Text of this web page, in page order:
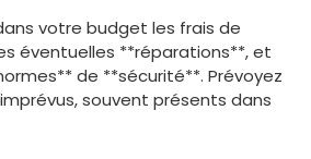
votre budget les frais de
éventuelles **réparations**, et
de **sécurité**. Prévoyez
souvent présents dans